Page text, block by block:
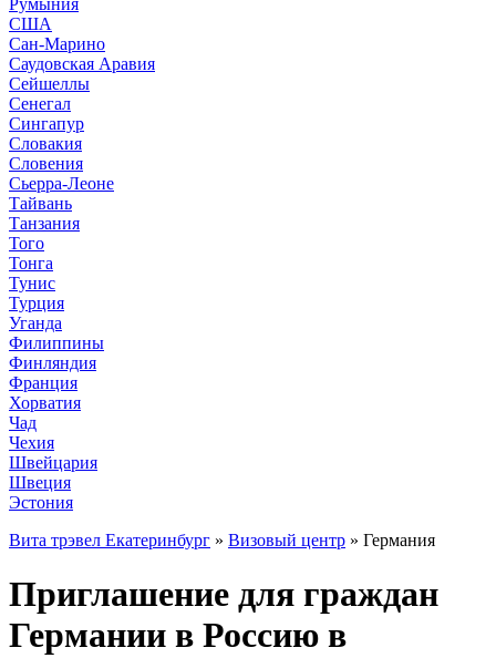
Румыния
США
Сан-Марино
Саудовская Аравия
Сейшеллы
Сенегал
Сингапур
Словакия
Словения
Сьерра-Леоне
Тайвань
Танзания
Того
Тонга
Тунис
Турция
Уганда
Филиппины
Финляндия
Франция
Хорватия
Чад
Чехия
Швейцария
Швеция
Эстония
Вита трэвел Екатеринбург » Визовый центр » Германия
Приглашение для граждан
Германии в Россию в